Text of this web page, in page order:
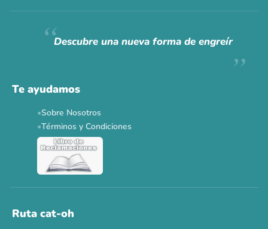
Siempre fuimosraros.
Ver todas las promos 🐾
Descubre una nueva forma de engreír
Te ayudamos
Sobre Nosotros
Términos y Condiciones
Ruta cat-oh